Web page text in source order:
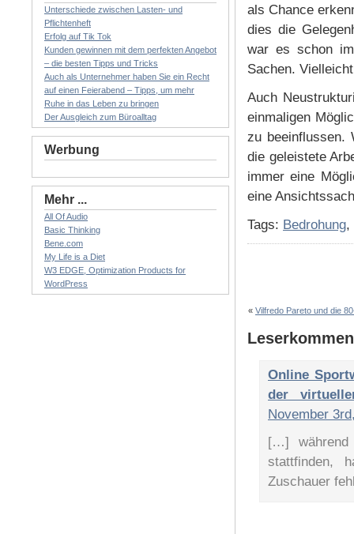
als Chance
dies die
war es schon
Sachen.
Auch
einmaligen
zu beeinflussen.
die geleistete
immer eine
eine
Tags: Bedrohung,
« Vilfredo Pareto und die
Online
der
November
[…] während
stattfinden,
Zuschauer
Unterschiede zwischen Lasten- und
Pflichtenheft
Erfolg auf Tik Tok
Kunden gewinnen mit dem perfekten Angebot
– die besten Tipps und Tricks
Auch als Unternehmer haben Sie ein Recht
auf einen Feierabend – Tipps, um mehr
Ruhe in das Leben zu bringen
Der Ausgleich zum Büroalltag
Werbung
Mehr ...
All Of Audio
Basic Thinking
Bene.com
My Life is a Diet
W3 EDGE, Optimization Products for
WordPress